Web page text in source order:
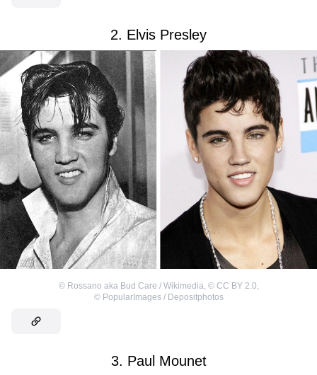
2. Elvis Presley
© Rossano aka Bud Care / Wikimedia, © CC BY 2.0,
© PopularImages / Depositphotos
3. Paul Mounet